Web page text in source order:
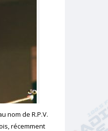
nom de R.P.V.
récemment